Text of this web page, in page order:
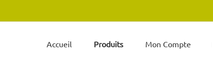
Accueil Produits Mon Compte